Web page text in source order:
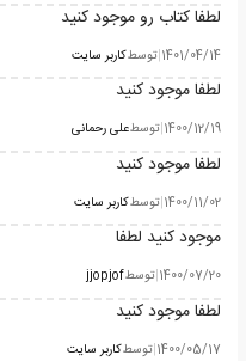
لطفا کتاب رو موجود کنید
1401/04/14
|توسطکاربر سایت
لطفا موجود کنید
1400/12/19
|توسطعلی رحمانی
لطفا موجود کنید
1400/11/02
|توسطکاربر سایت
موجود کنید لطفا
1400/07/20
|توسطjjopjof
لطفا موجود کنید
1400/05/17
|توسطکاربر سایت